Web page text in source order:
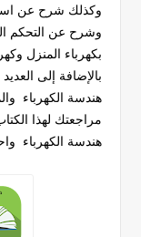
وكذلك شرح عن اسس
وشرح عن التحكم
بكهرباء المنزل
بالإضافة إلى
هندسة الكهرباء
مراجعتك لهذا
هندسة الكهرباء